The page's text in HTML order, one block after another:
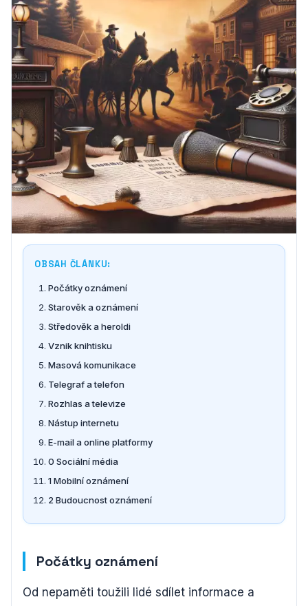
OBSAH ČLÁNKU:
Počátky oznámení
Starověk a oznámení
Středověk a heroldi
Vznik knihtisku
Masová komunikace
Telegraf a telefon
Rozhlas a televize
Nástup internetu
E-mail a online platformy
0 Sociální média
1 Mobilní oznámení
2 Budoucnost oznámení
Počátky oznámení
Od nepaměti toužili lidé sdílet informace a